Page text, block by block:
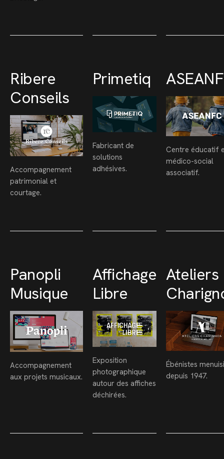
Ribere
Conseils
Accompagnement
patrimonial et
courtage.
Primetiq
Fabricant de
solutions
adhésives.
Centre éducatif
médico-social
associatif.
Panopli
Musique
Accompagnement
aux projets musicaux.
Affichage
Libre
Exposition
photographique
autour des affiches
déchirées.
Ateliers
Ébénistes
depuis 1947.